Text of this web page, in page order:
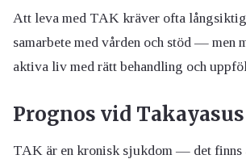
Att leva med TAK kräver ofta
samarbete med vården och stöd — men
aktiva liv med rätt behandling och
Prognos vid
TAK är en kronisk sjukdom — det finns